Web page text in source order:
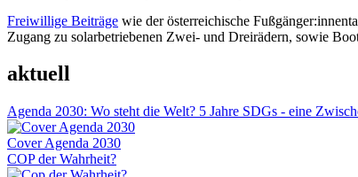
Freiwillige Beiträge wie der österreichische
Zugang zu solarbetriebenen Zwei- und Dreirädern, sowie
aktuell
Agenda 2030: Wo steht die Welt? 5 Jahre SDGs - eine
Cover Agenda 2030
COP der Wahrheit?